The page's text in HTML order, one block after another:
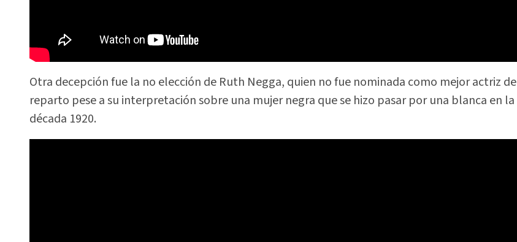
Otra decepción fue la no elección de Ruth Negga, quien no fue nominada como mejor actriz de
reparto pese a su interpretación sobre una mujer negra que se hizo pasar por una blanca en la
década 1920.